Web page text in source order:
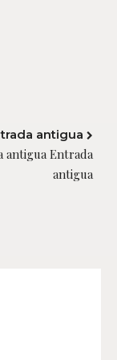
antigua
antigua Entrada
antigua